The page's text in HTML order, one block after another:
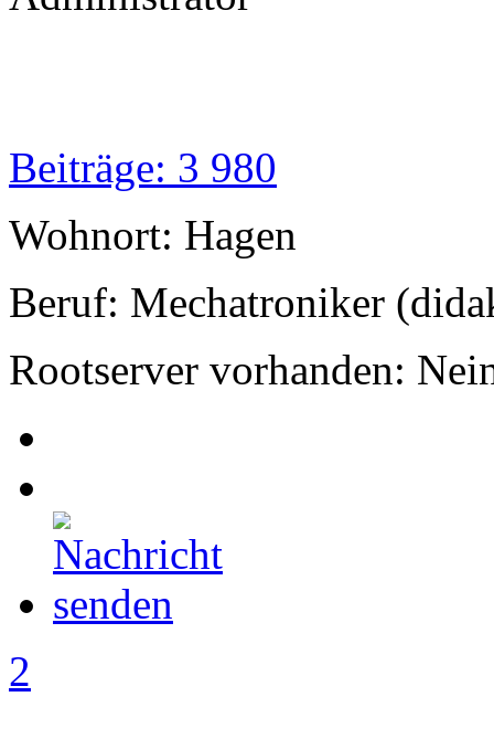
Beiträge: 3 980
Wohnort: Hagen
Beruf: Mechatroniker
Rootserver vorhanden:
2